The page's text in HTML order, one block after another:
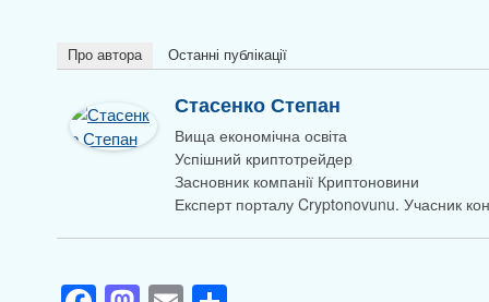
Про автора Останні публікації
Стасенко Степан
Вища економічна освіта
Успішний криптотрейдер
Засновник компанії Криптоновини
Експерт порталу Cryptonovunu. Учасник